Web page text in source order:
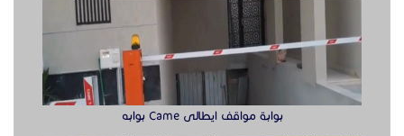
زحليقة مائيه نطيطات أطفال هوائيه